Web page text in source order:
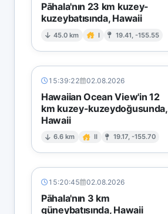
Pāhala'nın 23 km kuzey-
kuzeybatısında, Hawaii
45.0 km I 19.41, -155.55
15:39:22 02.08.2026
Hawaiian Ocean View'in 12
km kuzey-kuzeydoğusunda,
Hawaii
6.6 km II 19.17, -155.70
15:20:45 02.08.2026
Pāhala'nın 3 km
güneybatısında, Hawaii